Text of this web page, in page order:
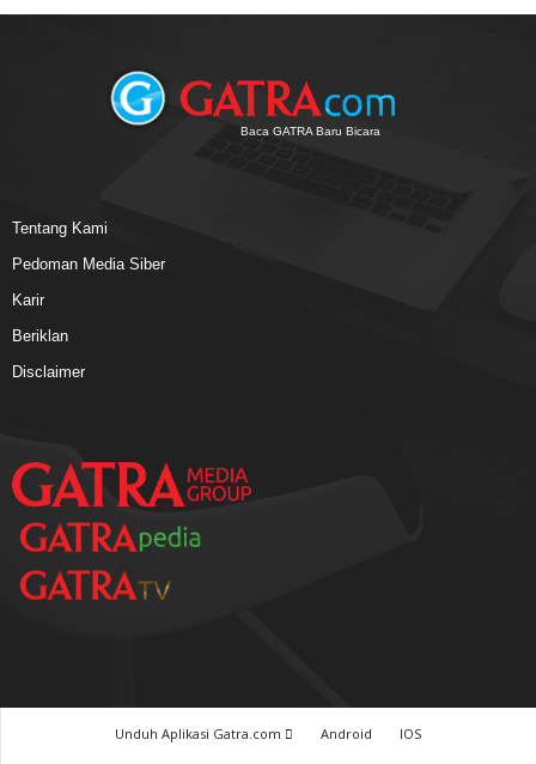
Baca GATRA Baru Bicara
Tentang Kami
Pedoman Media Siber
Karir
Beriklan
Disclaimer
Unduh Aplikasi Gatra.com Android
IOS